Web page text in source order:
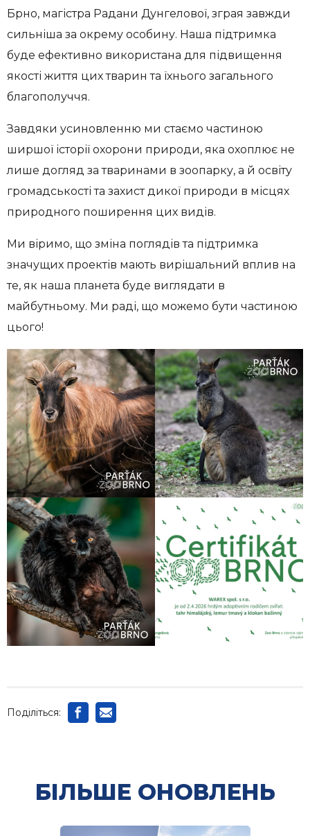
Брно, магістра Радани Дунгелової, зграя завжди
сильніша за окрему особину. Наша підтримка
буде ефективно використана для підвищення
якості життя цих тварин та їхнього загального
благополуччя.
Завдяки усиновленню ми стаємо частиною
ширшої історії охорони природи, яка охоплює не
лише догляд за тваринами в зоопарку, а й освіту
громадськості та захист дикої природи в місцях
природного поширення цих видів.
Ми віримо, що зміна поглядів та підтримка
значущих проектів мають вирішальний вплив на
те, як наша планета буде виглядати в
майбутньому. Ми раді, що можемо бути частиною
цього!
Поділіться:
БІЛЬШЕ ОНОВЛЕНЬ